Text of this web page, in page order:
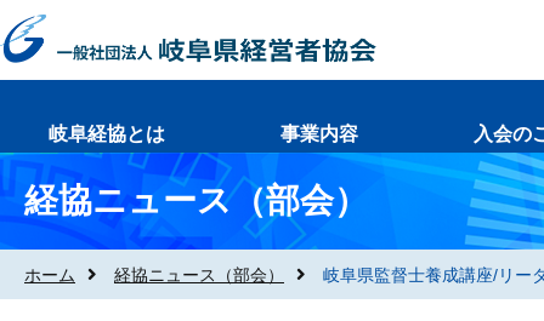
岐阜経協とは 事業内容 入会の
経協ニュース（部会）
ホーム 経協ニュース（部会） 岐阜県監督士養成講座/リ